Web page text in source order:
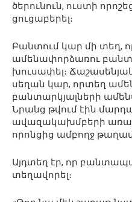
ծերունուն, ուստի
ցուցաբերել։
Բանտում կար մի տեղ,
ամենափորձառու
խուսափել։
սեղան կար, որտեղ
բանտարկյալների
Նրանց թվում էին
ավազակախմբերի
որոնցից ամբողջ
Այդտեղ էր, որ
տեղավորել։